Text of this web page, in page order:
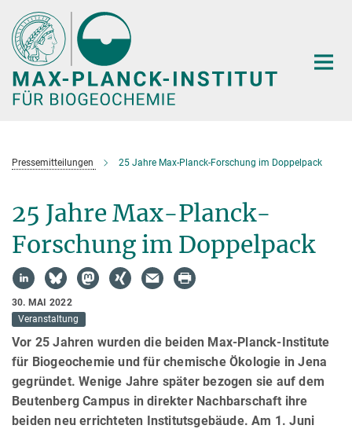
Hauptinhalt
Pressemitteilungen 25 Jahre Max-Planck-Forschung im Doppelpack
25 Jahre Max-Planck-
Forschung im Doppelpack
30. MAI 2022
Veranstaltung
Vor 25 Jahren wurden die beiden Max-Planck-Institute
für Biogeochemie und für chemische Ökologie in Jena
gegründet. Wenige Jahre später bezogen sie auf dem
Beutenberg Campus in direkter Nachbarschaft ihre
beiden neu errichteten Institutsgebäude. Am 1. Juni